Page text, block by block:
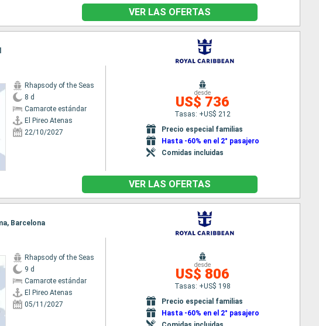
VER LAS OFERTAS
Rhapsody of the Seas
8 d
Camarote estándar
El Pireo Atenas
22/10/2027
desde
US$ 736
Tasas: +US$ 212
Precio especial familias
Hasta -60% en el 2° pasajero
Comidas incluidas
VER LAS OFERTAS
Barcelona
Rhapsody of the Seas
9 d
Camarote estándar
El Pireo Atenas
05/11/2027
desde
US$ 806
Tasas: +US$ 198
Precio especial familias
Hasta -60% en el 2° pasajero